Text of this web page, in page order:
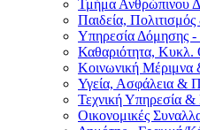
Τμήμα Ανθρώπινου
Παιδεία,
Υπηρεσία Δόμησης
Καθαριότητα, Κυκλ.
Kοινωνική
Υγεία, Ασφάλεια &
Τεχνική Υπηρεσία &
Οικονομικές